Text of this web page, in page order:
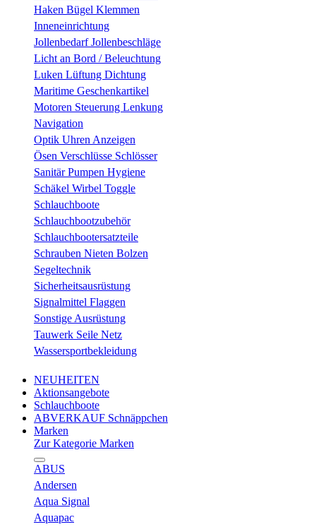
Haken Bügel Klemmen
Inneneinrichtung
Jollenbedarf Jollenbeschläge
Licht an Bord / Beleuchtung
Luken Lüftung Dichtung
Maritime Geschenkartikel
Motoren Steuerung Lenkung
Navigation
Optik Uhren Anzeigen
Ösen Verschlüsse Schlösser
Sanitär Pumpen Hygiene
Schäkel Wirbel Toggle
Schlauchboote
Schlauchbootzubehör
Schlauchbootersatzteile
Schrauben Nieten Bolzen
Segeltechnik
Sicherheitsausrüstung
Signalmittel Flaggen
Sonstige Ausrüstung
Tauwerk Seile Netz
Wassersportbekleidung
NEUHEITEN
Aktionsangebote
Schlauchboote
ABVERKAUF Schnäppchen
Marken
Zur Kategorie Marken
ABUS
Andersen
Aqua Signal
Aquapac